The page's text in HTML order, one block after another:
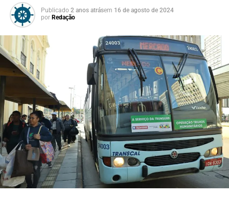
Publicado 2 anos atrásem 16 de agosto de 2024
por Redação